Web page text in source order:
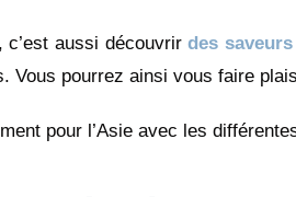
c’est aussi découvrirdes
Vous pourrez ainsi vous faire
pour l’Asie avec les